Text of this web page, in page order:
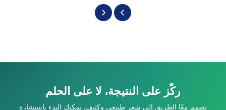
ركّز على النتيجة، لا على الحلم
نصمم معًا الطريق إلى شعر طبيعي وكثيف. يمكنك البدء باستشارة